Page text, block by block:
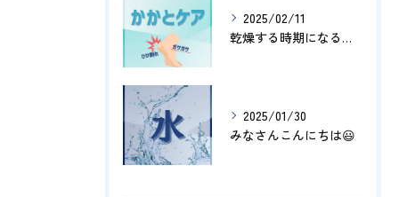
2025/02/11
乾燥する時期になると、かかとがガサガサしたりひび割れしたりし...
2025/01/30
みなさんこんにちは😃